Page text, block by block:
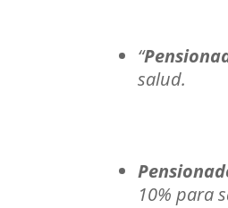
“
salud.
10% para